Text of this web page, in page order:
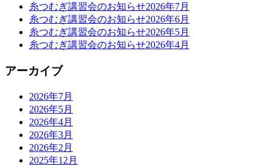
ン
糸つむぎ講習会のお知らせ2026年7月
糸つむぎ講習会のお知らせ2026年6月
糸つむぎ講習会のお知らせ2026年5月
糸つむぎ講習会のお知らせ2026年4月
アーカイブ
2026年7月
2026年5月
2026年4月
2026年3月
2026年2月
2025年12月